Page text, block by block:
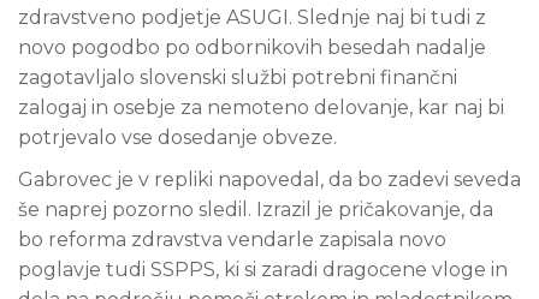
zdravstveno podjetje ASUGI. Slednje naj bi tudi z
novo pogodbo po odbornikovih besedah nadalje
zagotavljalo slovenski službi potrebni finančni
zalogaj in osebje za nemoteno delovanje, kar naj bi
potrjevalo vse dosedanje obveze.
Gabrovec je v repliki napovedal, da bo zadevi seveda
še naprej pozorno sledil. Izrazil je pričakovanje, da
bo reforma zdravstva vendarle zapisala novo
poglavje tudi SSPPS, ki si zaradi dragocene vloge in